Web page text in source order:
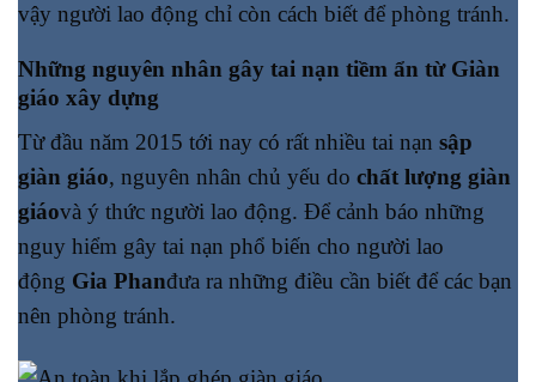
vậy người lao động chỉ còn cách biết để phòng tránh.
Những nguyên nhân gây tai nạn tiềm ẩn từ Giàn
giáo xây dựng
Từ đầu năm 2015 tới nay có rất nhiều tai nạn sập
giàn giáo, nguyên nhân chủ yếu do chất lượng giàn
giáovà ý thức người lao động. Để cảnh báo những
nguy hiểm gây tai nạn phổ biến cho người lao
động Gia Phanđưa ra những điều cần biết để các bạn
nên phòng tránh.